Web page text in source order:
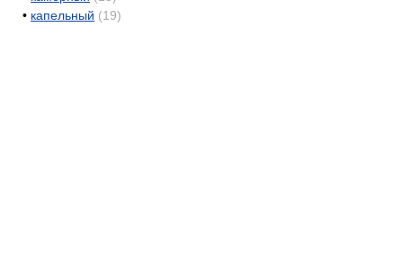
• капельный (19)